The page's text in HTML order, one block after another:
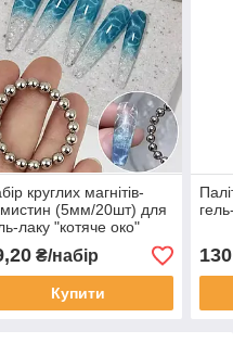
круглих магнітів-
(5мм/20шт) для
лаку "котяче око"
₴/набір
Купити
130